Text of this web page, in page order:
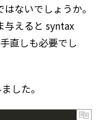
ないでしょうか。
与えると syntax
直しも必要でし
した。